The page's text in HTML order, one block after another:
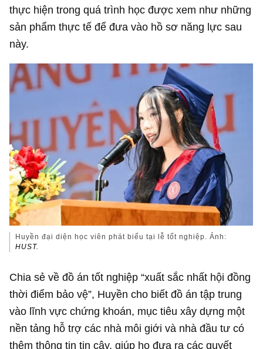
thực hiện trong quá trình học được xem như những
sản phẩm thực tế để đưa vào hồ sơ năng lực sau
này.
Huyền đại diện học viên phát biểu tại lễ tốt nghiệp. Ảnh:
HUST.
Chia sẻ về đồ án tốt nghiệp “xuất sắc nhất hội đồng
thời điểm bảo vệ”, Huyền cho biết đồ án tập trung
vào lĩnh vực chứng khoán, mục tiêu xây dựng một
nền tảng hỗ trợ các nhà môi giới và nhà đầu tư có
thêm thông tin tin cậy, giúp họ đưa ra các quyết